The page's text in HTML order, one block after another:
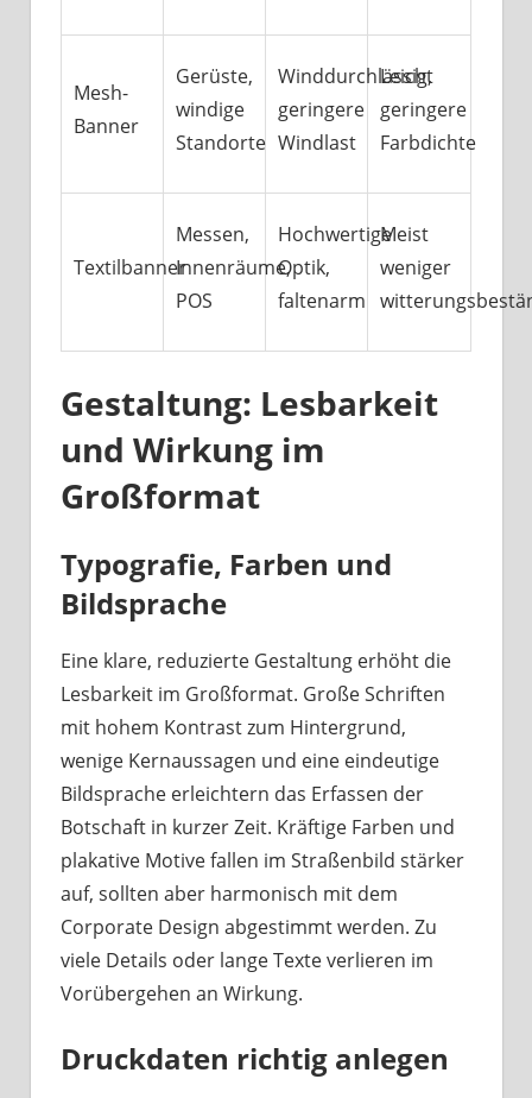
Mesh-
Banner
Gerüste,
windige
Standorte
Winddurchlässig,
geringere
Windlast
Leicht
geringere
Farbdichte
Textilbanner
Messen,
Innenräume,
POS
Hochwertige
Optik,
faltenarm
Meist
weniger
Gestaltung: Lesbarkeit
und Wirkung im
Großformat
Typografie, Farben und
Bildsprache
Eine klare, reduzierte Gestaltung erhöht die
Lesbarkeit im Großformat. Große Schriften
mit hohem Kontrast zum Hintergrund,
wenige Kernaussagen und eine eindeutige
Bildsprache erleichtern das Erfassen der
Botschaft in kurzer Zeit. Kräftige Farben und
plakative Motive fallen im Straßenbild stärker
auf, sollten aber harmonisch mit dem
Corporate Design abgestimmt werden. Zu
viele Details oder lange Texte verlieren im
Vorübergehen an Wirkung.
Druckdaten richtig anlegen